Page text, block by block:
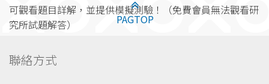
可觀看題目詳解，並提供模擬測驗！（免費會員無法觀看研
究所試題解答）
PAGTOP
聯絡方式